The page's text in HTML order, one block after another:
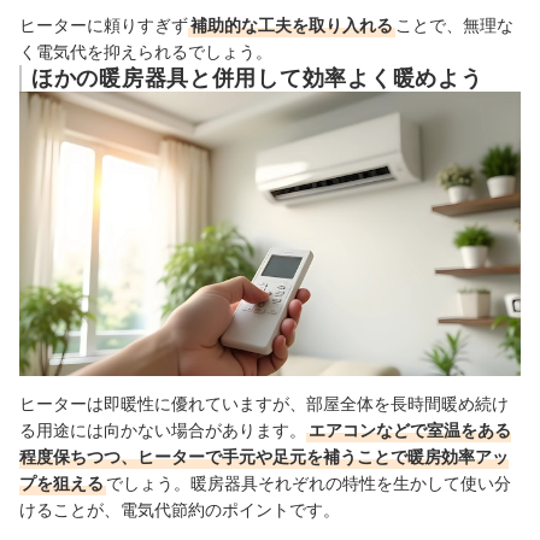
ヒーターに頼りすぎず補助的な工夫を取り入れる ことで、無理な
く電気代を抑えられるでしょう。
ほかの暖房器具と併用して効率よく暖めよう
ヒーターは即暖性に優れていますが、部屋全体を長時間暖め続け
る用途には向かない場合があります。
エアコンなどで室温をある
程度保ちつつ、ヒーターで手元や足元を補うことで暖房効率アッ
プを狙えるでしょう。暖房器具それぞれの特性を生かして使い分
けることが、電気代節約のポイントです。